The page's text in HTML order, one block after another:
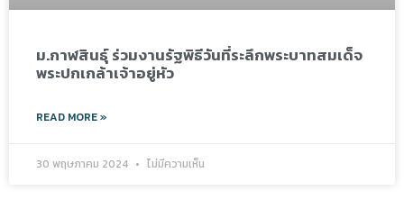
ม.กาฬสินธุ์ ร่วมงานรัฐพิธีวันที่ระลึกพระบาทสมเด็จ
พระปกเกล้าเจ้าอยู่หัว
READ MORE »
30 พฤษภาคม 2024 ไม่มีความเห็น